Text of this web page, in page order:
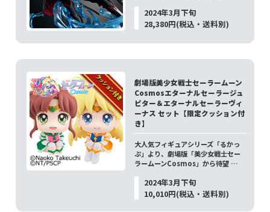
2024年3月下旬
28,380円(税込・送料別)
劇場版美少女戦士セーラームーン
Cosmosエターナルセーラージュ
ピター＆エターナルセーラーヴィ
ーナス セット【限定クッション付
き】
大人気フィギュアシリーズ「るかっ
ぷ」より、劇場版「美少女戦士セー
ラームーンCosmos」から待望 …
2024年3月下旬
10,010円(税込・送料別)